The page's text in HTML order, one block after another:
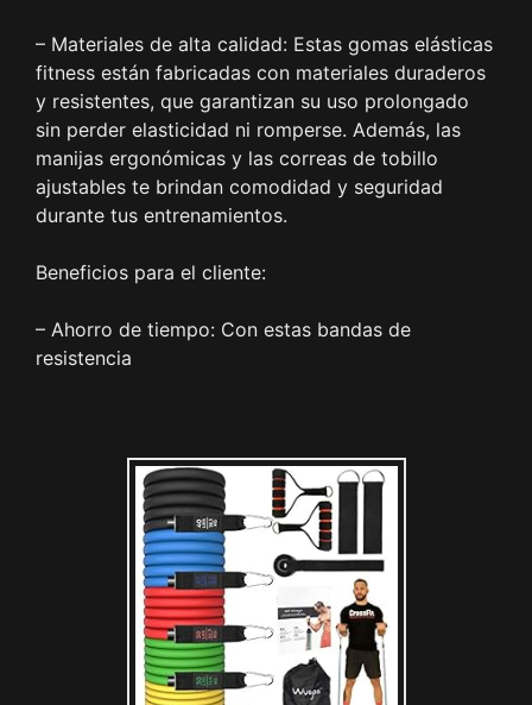
– Materiales de alta calidad: Estas gomas elásticas
fitness están fabricadas con materiales duraderos
y resistentes, que garantizan su uso prolongado
sin perder elasticidad ni romperse. Además, las
manijas ergonómicas y las correas de tobillo
ajustables te brindan comodidad y seguridad
durante tus entrenamientos.
Beneficios para el cliente:
– Ahorro de tiempo: Con estas bandas de
resistencia